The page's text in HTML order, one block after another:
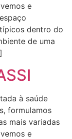
e
dentro do
de uma
à saúde
formulamos
mais variadas
e